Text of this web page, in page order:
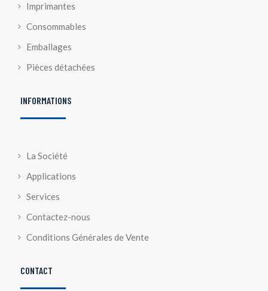
Imprimantes
Consommables
Emballages
Pièces détachées
INFORMATIONS
La Société
Applications
Services
Contactez-nous
Conditions Générales de Vente
CONTACT